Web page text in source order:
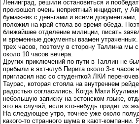
Ленинград, решили остановиться и
произошел очень неприятный инцидент, у
бумажник с деньгами и всеми документами,
положил на край стола во время обеда.
ближайшее отделение милиции, писать
и временные документы взамен
трех часов, поэтому в сторону Таллина мы
около 10 часов вечера.
Других приключений по пути в Таллин не
прибыли в яхт-клуб Пирита около 3-х часов
пригласил нас со студенткой ЛКИ
Таурас, которая стояла на внутреннем
радостью согласились. Когда Мати
небольшую записку на эстонском языке,
это на случай, если кто-нибудь придет из
На следующее утро, точнее уже около
какого-то странного шума в кают-компании.